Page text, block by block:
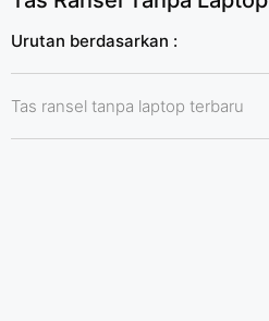
Urutan berdasarkan :
Tas ransel tanpa laptop terbaru